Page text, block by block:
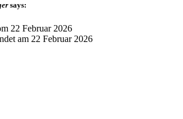
says:
22 Februar 2026
am 22 Februar 2026